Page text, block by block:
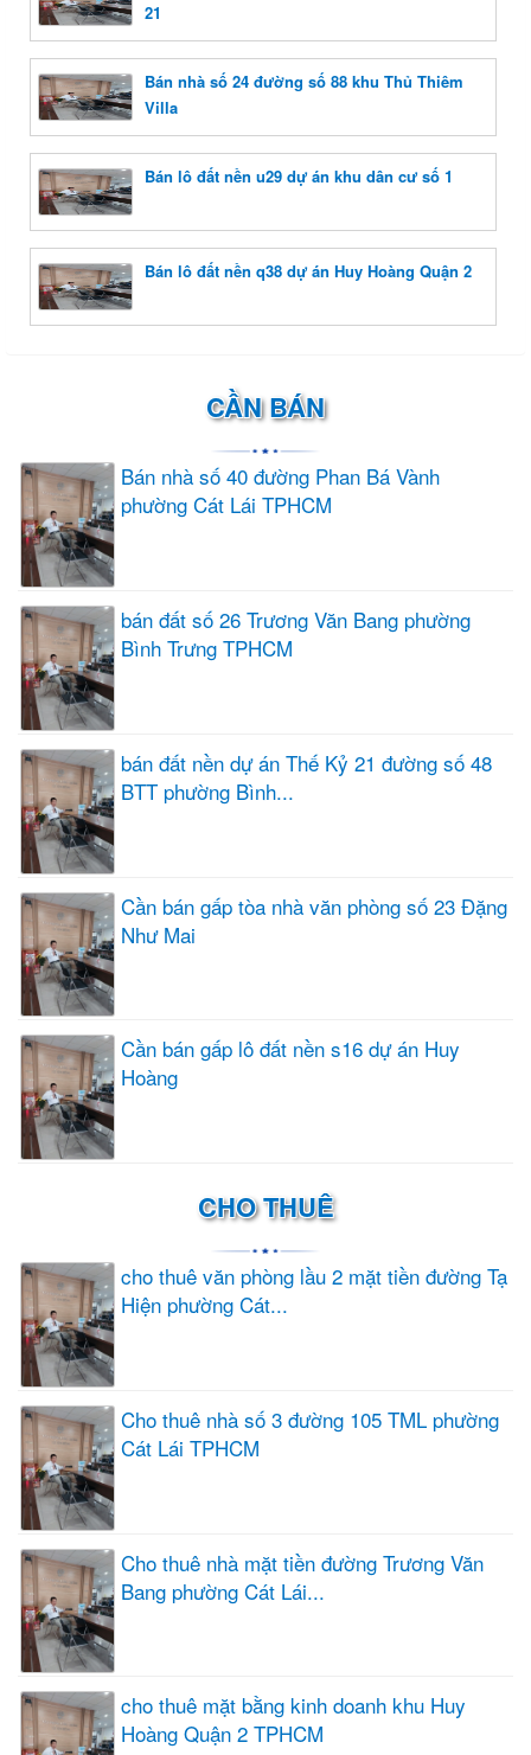
21
Bán nhà số 24 đường số 88 khu Thủ Thiêm
Villa
Bán lô đất nền u29 dự án khu dân cư số 1
Bán lô đất nền q38 dự án Huy Hoàng Quận 2
CẦN BÁN
Bán nhà số 40 đường Phan Bá Vành
phường Cát Lái TPHCM
bán đất số 26 Trương Văn Bang phường
Bình Trưng TPHCM
bán đất nền dự án Thế Kỷ 21 đường số 48
BTT phường Bình...
Cần bán gấp tòa nhà văn phòng số 23 Đặng
Như Mai
Cần bán gấp lô đất nền s16 dự án Huy
Hoàng
CHO THUÊ
cho thuê văn phòng lầu 2 mặt tiền đường Tạ
Hiện phường Cát...
Cho thuê nhà số 3 đường 105 TML phường
Cát Lái TPHCM
Cho thuê nhà mặt tiền đường Trương Văn
Bang phường Cát Lái...
cho thuê mặt bằng kinh doanh khu Huy
Hoàng Quận 2 TPHCM